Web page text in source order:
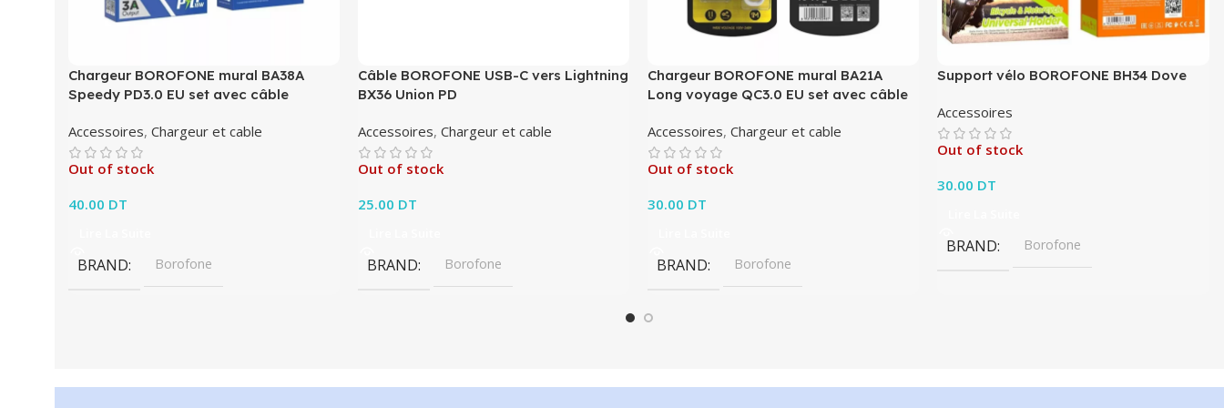
Chargeur BOROFONE mural BA38A
Speedy PD3.0 EU set avec câble
Accessoires, Chargeur et cable
Out of stock
40.00 DT
BRAND Borofone
Câble BOROFONE USB-C vers Lightning
BX36 Union PD
Accessoires,Chargeur et cable
Out of stock
25.00 DT
BRAND Borofone
Chargeur BOROFONE mural BA21A
Long voyage QC3.0 EU set avec câble
Accessoires,Chargeur et cable
Out of stock
30.00 DT
BRAND Borofone
Support vélo BOROFONE BH34 Dove
Accessoires
Out of stock
30.00 DT
BRAND Borofone